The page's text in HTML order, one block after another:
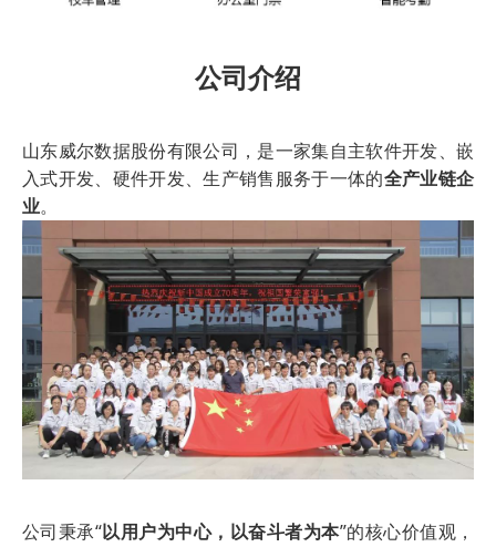
公司介绍
山东威尔数据股份有限公司，是一家集自主软件开发、嵌
入式开发、硬件开发、生产销售服务于一体的全产业链企
业。
公司秉承“以用户为中心，以奋斗者为本”的核心价值观，